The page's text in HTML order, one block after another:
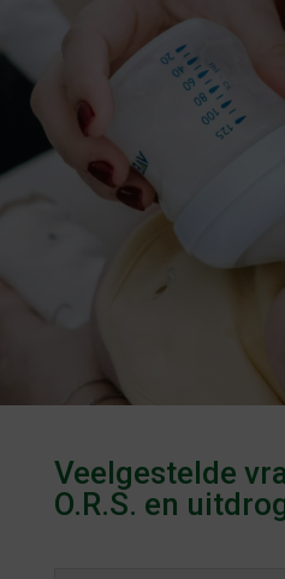
Veelgestelde
O.R.S. en